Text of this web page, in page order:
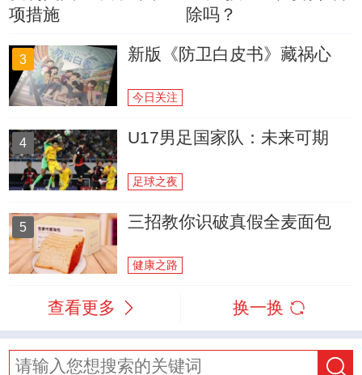
项措施
除吗？
3 新版《防卫白皮书》藏祸心
今日关注
4 U17男足国家队：未来可期
足球之夜
5 三招教你识破真假全麦面包
健康之路
查看更多 换一换